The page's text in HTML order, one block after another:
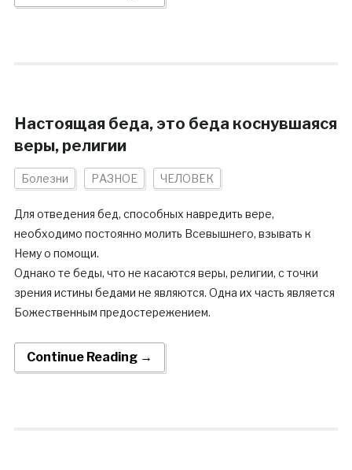
Настоящая беда, это беда коснувшаяся
веры, религии
Болезни РАЗНОЕ ЧЕЛОВЕК
Для отведения бед, способных навредить вере,
необходимо постоянно молить Всевышнего, взывать к
Нему о помощи.
Однако те беды, что не касаются веры, религии, с точки
зрения истины бедами не являются. Одна их часть является
Божественным предостережением.
Continue Reading →